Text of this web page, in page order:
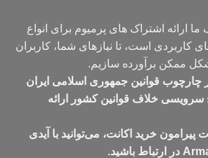
ارائه اشتراک های پرمیوم برای انواع
کاربردی است، تا نیازهای شما، کاربران
ممکن برآورده سازیم.
چارچوب قوانین جمهوری اسلامی ایران
خلاف قوانین کشور ارائه
خرید اکانت، می‌توانید با آیدی